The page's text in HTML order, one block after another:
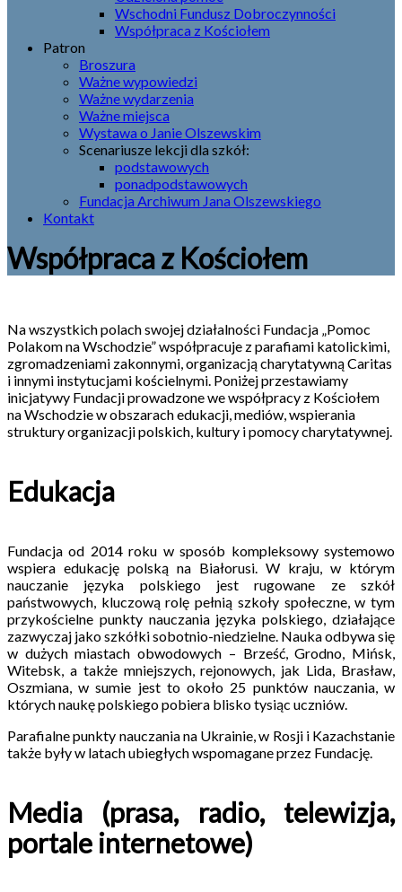
Wschodni Fundusz Dobroczynności
Współpraca z Kościołem
Patron
Broszura
Ważne wypowiedzi
Ważne wydarzenia
Ważne miejsca
Wystawa o Janie Olszewskim
Scenariusze lekcji dla szkół:
podstawowych
ponadpodstawowych
Fundacja Archiwum Jana Olszewskiego
Kontakt
Współpraca z Kościołem
Na wszystkich polach swojej działalności Fundacja „Pomoc
Polakom na Wschodzie” współpracuje z parafiami katolickimi,
zgromadzeniami zakonnymi, organizacją charytatywną Caritas
i innymi instytucjami kościelnymi. Poniżej przestawiamy
inicjatywy Fundacji prowadzone we współpracy z Kościołem
na Wschodzie w obszarach edukacji, mediów, wspierania
struktury organizacji polskich, kultury i pomocy charytatywnej.
Edukacja
Fundacja od 2014 roku w sposób kompleksowy systemowo
wspiera edukację polską na Białorusi. W kraju, w którym
nauczanie języka polskiego jest rugowane ze szkół
państwowych, kluczową rolę pełnią szkoły społeczne, w tym
przykościelne punkty nauczania języka polskiego, działające
zazwyczaj jako szkółki sobotnio-niedzielne. Nauka odbywa się
w dużych miastach obwodowych – Brześć, Grodno, Mińsk,
Witebsk, a także mniejszych, rejonowych, jak Lida, Brasław,
Oszmiana, w sumie jest to około 25 punktów nauczania, w
których naukę polskiego pobiera blisko tysiąc uczniów.
Parafialne punkty nauczania na Ukrainie, w Rosji i Kazachstanie
także były w latach ubiegłych wspomagane przez Fundację.
Media (prasa, radio, telewizja,
portale internetowe)